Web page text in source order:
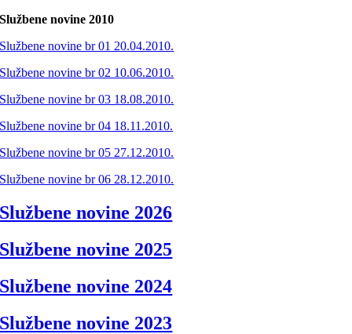
Službene novine 2010
Službene novine br 01 20.04.2010.
Službene novine br 02 10.06.2010.
Službene novine br 03 18.08.2010.
Službene novine br 04 18.11.2010.
Službene novine br 05 27.12.2010.
Službene novine br 06 28.12.2010.
Službene novine 2026
Službene novine 2025
Službene novine 2024
Službene novine 2023